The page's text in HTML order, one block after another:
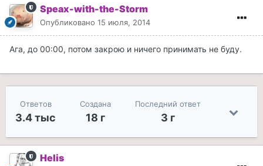
Speax-with-the-Storm
Опубликовано 15 июля, 2014
Ага, до 00:00, потом закрою и ничего принимать не буду.
Ответов
3.4 тыс
Создана
18 г
Последний ответ
3 г
Helis